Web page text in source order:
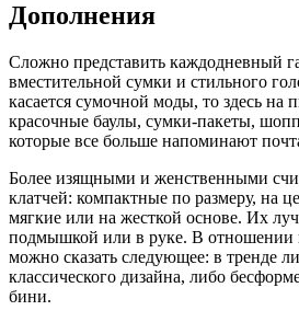
Дополнения
Сложно представить каждодневный
вместительной сумки и стильного
касается сумочной моды, то здесь на
красочные баулы, сумки-пакеты,
которые все больше напоминают
Более изящными и женственными
клатчей: компактные по размеру, на
мягкие или на жесткой основе. Их
подмышкой или в руке. В отношении
можно сказать следующее: в тренде
классического дизайна, либо
бини.